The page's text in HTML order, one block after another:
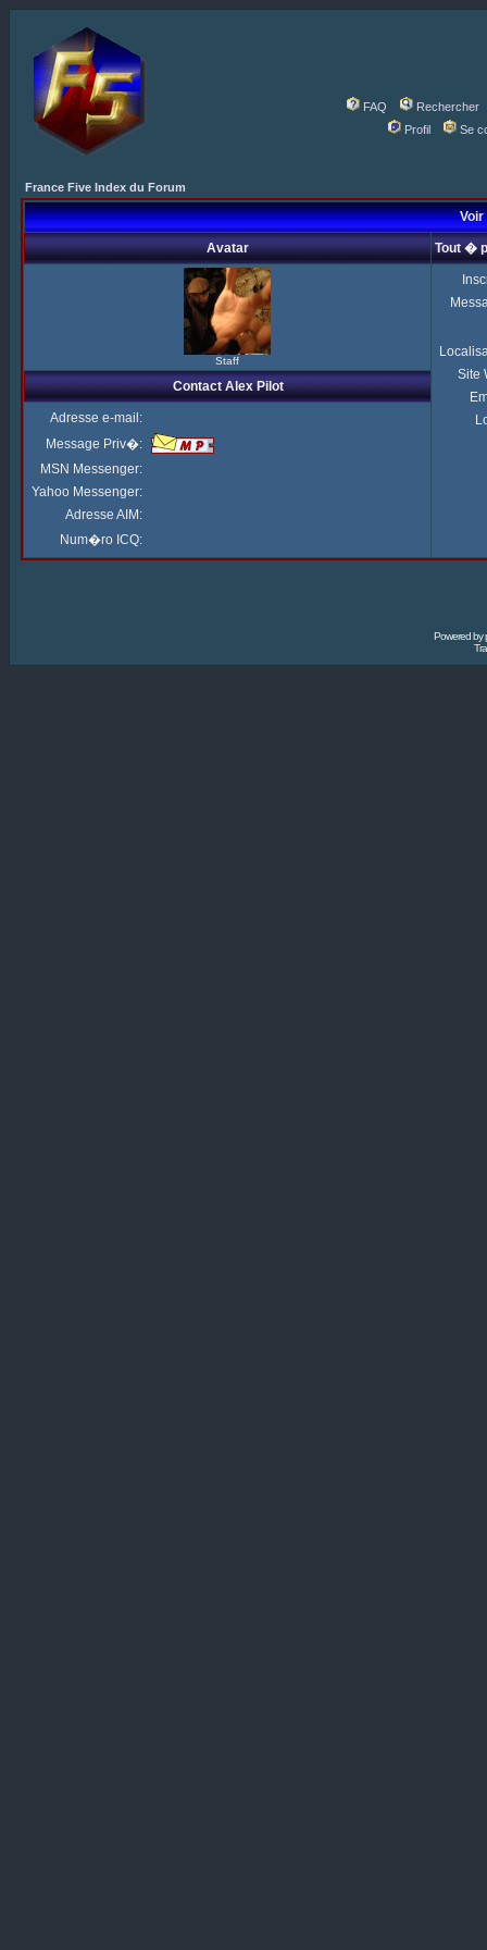
FAQ
Rechercher
Profil
Se
France Five Index du Forum
Voir
Avatar Tout �
Staff
Site
Contact Alex Pilot
Adresse e-mail:
Message Priv�:
MSN Messenger:
Yahoo Messenger:
Adresse AIM:
Num�ro ICQ:
Powered by